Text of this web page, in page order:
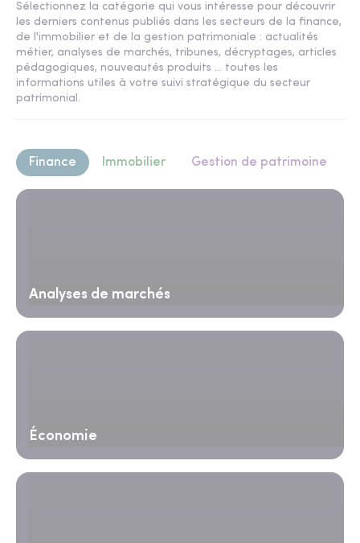
Sélectionnez la catégorie qui vous intéresse pour découvrir
les derniers contenus publiés dans les secteurs de la finance,
de l'immobilier et de la gestion patrimoniale : actualités
métier, analyses de marchés, tribunes, décryptages, articles
pédagogiques, nouveautés produits ... toutes les
informations utiles à votre suivi stratégique du secteur
patrimonial.
Finance Immobilier Gestion de patrimoine
Analyses de marchés
Économie